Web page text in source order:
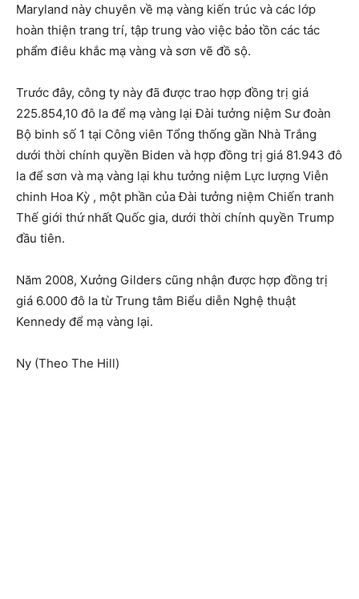
Maryland này chuyên về mạ vàng kiến ​​trúc và các lớp
hoàn thiện trang trí, tập trung vào việc bảo tồn các tác
phẩm điêu khắc mạ vàng và sơn vẽ đồ sộ.
Trước đây, công ty này đã được trao hợp đồng trị giá
225.854,10 đô la để mạ vàng lại Đài tưởng niệm Sư đoàn
Bộ binh số 1 tại Công viên Tổng thống gần Nhà Trắng
dưới thời chính quyền Biden và hợp đồng trị giá 81.943 đô
la để sơn và mạ vàng lại khu tưởng niệm Lực lượng Viễn
chinh Hoa Kỳ , một phần của Đài tưởng niệm Chiến tranh
Thế giới thứ nhất Quốc gia, dưới thời chính quyền Trump
đầu tiên.
Năm 2008, Xưởng Gilders cũng nhận được hợp đồng trị
giá 6.000 đô la từ Trung tâm Biểu diễn Nghệ thuật
Kennedy để mạ vàng lại.
Ny (Theo The Hill)